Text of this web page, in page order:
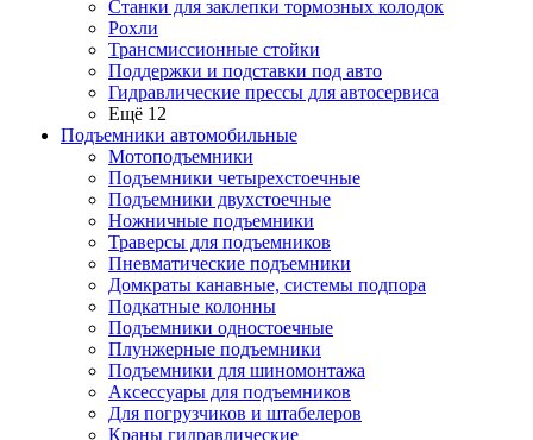
Cтанки для заклепки тормозных колодок
Рохли
Трансмиссионные стойки
Поддержки и подставки под авто
Гидравлические прессы для автосервиса
Ещё 12
Подъемники автомобильные
Мотоподъемники
Подъемники четырехстоечные
Подъемники двухстоечные
Ножничные подъемники
Траверсы для подъемников
Пневматические подъемники
Домкраты канавные, системы подпора
Подкатные колонны
Подъемники одностоечные
Плунжерные подъемники
Подъемники для шиномонтажа
Аксессуары для подъемников
Для погрузчиков и штабелеров
Краны гидравлические